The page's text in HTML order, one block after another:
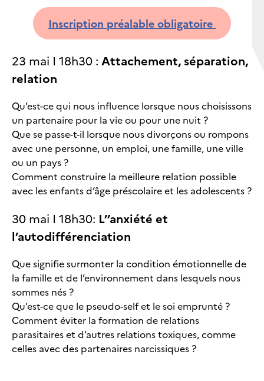
Inscription préalable obligatoire
23 mai I 18h30 : Attachement, séparation,
relation
Qu’est-ce qui nous influence lorsque nous choisissons
un partenaire pour la vie ou pour une nuit ?
Que se passe-t-il lorsque nous divorçons ou rompons
avec une personne, un emploi, une famille, une ville
ou un pays ?
Comment construire la meilleure relation possible
avec les enfants d’âge préscolaire et les adolescents ?
30 mai I 18h30: L’’anxiété et
l’autodifférenciation
Que signifie surmonter la condition émotionnelle de
la famille et de l’environnement dans lesquels nous
sommes nés ?
Qu’est-ce que le pseudo-self et le soi emprunté ?
Comment éviter la formation de relations
parasitaires et d’autres relations toxiques, comme
celles avec des partenaires narcissiques ?